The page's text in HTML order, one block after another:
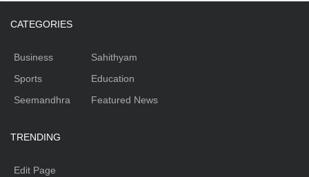
CATEGORIES
Business
Sports
Seemandhra
Sahithyam
Education
Featured News
TRENDING
Edit Page